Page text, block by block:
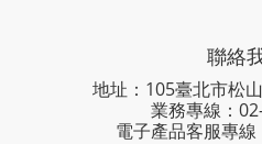
聯絡
地址：105臺北市松
業務專線：
電子產品客服專